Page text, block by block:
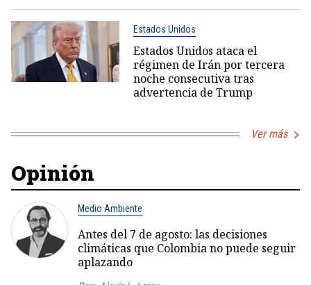
Estados Unidos
Estados Unidos ataca el
régimen de Irán por tercera
noche consecutiva tras
advertencia de Trump
Ver más
Opinión
Medio Ambiente
Antes del 7 de agosto: las decisiones
climáticas que Colombia no puede seguir
aplazando